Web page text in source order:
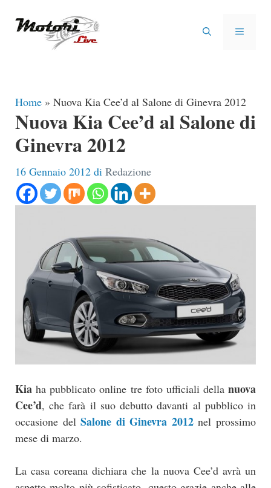
MENU
Home » Nuova Kia Cee’d al Salone di Ginevra 2012
Nuova Kia Cee’d al Salone di
Ginevra 2012
16 Gennaio 2012 di Redazione
Kia ha pubblicato online tre foto ufficiali della nuova
Cee’d, che farà il suo debutto davanti al pubblico in
occasione delSalone di Ginevra 2012nel prossimo
mese di marzo.
La casa coreana dichiara che la nuova Cee’d avrà un